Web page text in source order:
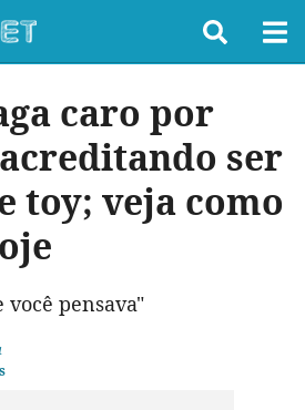
caro por
ser
toy; veja como
pensava"